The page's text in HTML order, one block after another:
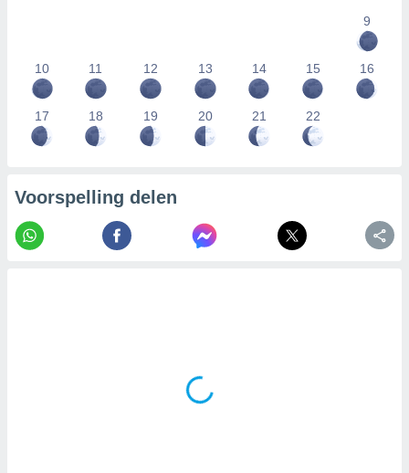
9
10 11 12 13 14 15 16
17 18 19 20 21 22
Voorspelling delen